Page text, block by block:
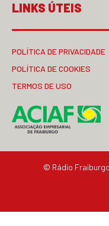
LINKS ÚTEIS
POLÍTICA DE PRIVACIDADE
POLÍTICA DE COOKIES
TERMOS DE USO
© Rádio